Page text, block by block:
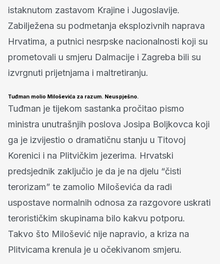
istaknutom zastavom Krajine i Jugoslavije.
Zabilježena su podmetanja eksplozivnih naprava
Hrvatima, a putnici nesrpske nacionalnosti koji su
prometovali u smjeru Dalmacije i Zagreba bili su
izvrgnuti prijetnjama i maltretiranju.
Tuđman molio Miloševića za razum. Neuspješno.
Tuđman je tijekom sastanka pročitao pismo
ministra unutrašnjih poslova Josipa Boljkovca koji
ga je izvijestio o dramatičnu stanju u Titovoj
Korenici i na Plitvičkim jezerima. Hrvatski
predsjednik zaključio je da je na djelu “čisti
terorizam” te zamolio Miloševića da radi
uspostave normalnih odnosa za razgovore uskrati
terorističkim skupinama bilo kakvu potporu.
Takvo što Milošević nije napravio, a kriza na
Plitvicama krenula je u očekivanom smjeru.